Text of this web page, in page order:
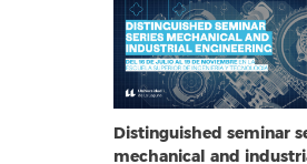
Distinguished seminar
mechanical and